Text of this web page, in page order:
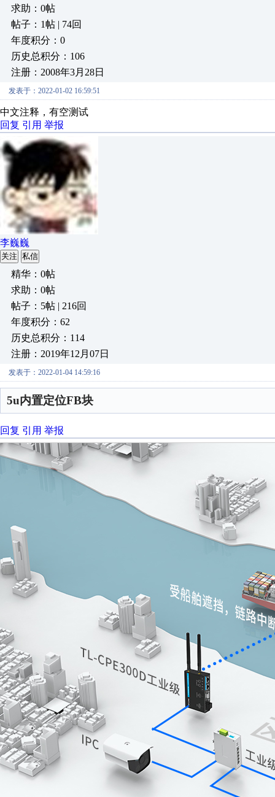
求助：0帖
帖子：1帖 | 74回
年度积分：0
历史总积分：106
注册：2008年3月28日
发表于：2022-01-02 16:59:51
中文注释，有空测试
回复 引用 举报
李巍巍
关注 私信
精华：0帖
求助：0帖
帖子：5帖 | 216回
年度积分：62
历史总积分：114
注册：2019年12月07日
发表于：2022-01-04 14:59:16
5u内置定位FB块
回复 引用 举报